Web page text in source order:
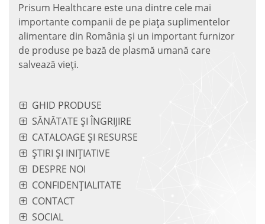
Prisum Healthcare este una dintre cele mai
importante companii de pe piaţa suplimentelor
alimentare din România și un important furnizor
de produse pe bază de plasmă umană care
salvează vieţi.
GHID PRODUSE
SĂNĂTATE ȘI ÎNGRIJIRE
CATALOAGE ȘI RESURSE
ȘTIRI ȘI INIȚIATIVE
DESPRE NOI
CONFIDENȚIALITATE
CONTACT
SOCIAL